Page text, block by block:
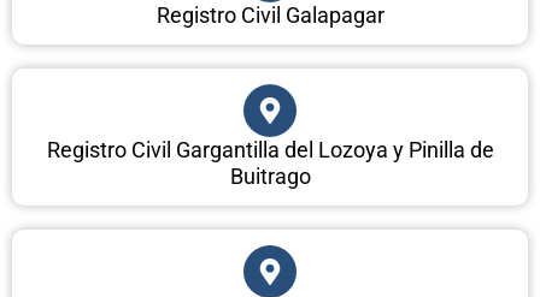
Registro Civil Galapagar
Registro Civil Gargantilla del Lozoya y Pinilla de
Buitrago